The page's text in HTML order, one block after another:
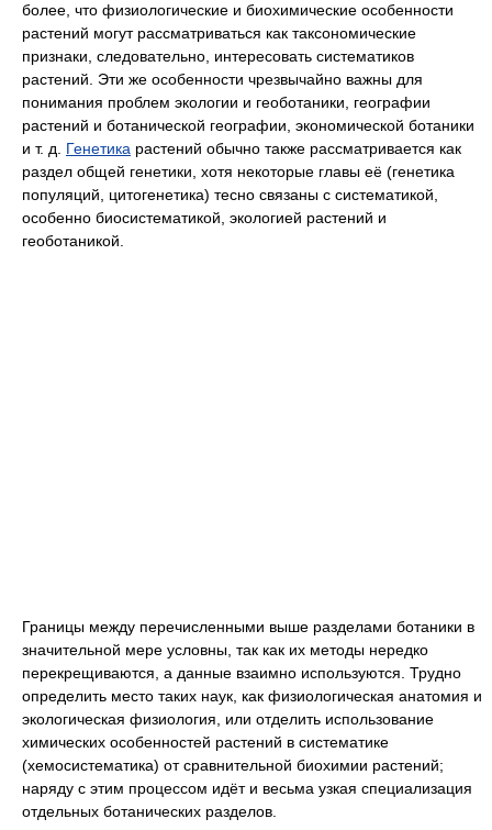
более, что физиологические и биохимические особенности
растений могут рассматриваться как таксономические
признаки, следовательно, интересовать систематиков
растений. Эти же особенности чрезвычайно важны для
понимания проблем экологии и геоботаники, географии
растений и ботанической географии, экономической ботаники
и т. д. Генетика растений обычно также рассматривается как
раздел общей генетики, хотя некоторые главы её (генетика
популяций, цитогенетика) тесно связаны с систематикой,
особенно биосистематикой, экологией растений и
геоботаникой.
Границы между перечисленными выше разделами ботаники в
значительной мере условны, так как их методы нередко
перекрещиваются, а данные взаимно используются. Трудно
определить место таких наук, как физиологическая анатомия и
экологическая физиология, или отделить использование
химических особенностей растений в систематике
(хемосистематика) от сравнительной биохимии растений;
наряду с этим процессом идёт и весьма узкая специализация
отдельных ботанических разделов.